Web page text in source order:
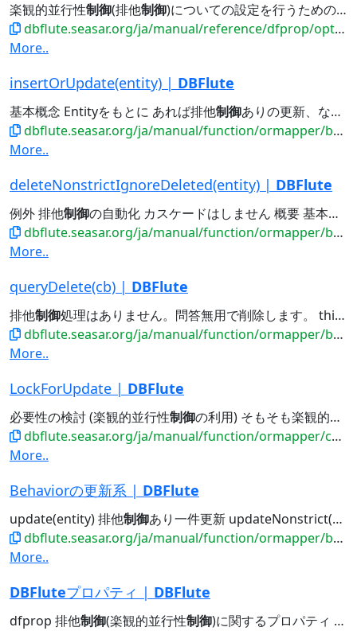
楽観的並行性制御(排他制御)についての設定を行うためのDBFluteプロパティ。DBFluteクライアントの...現場フィット - 排他
dbflute.seasar.org/ja/manual/reference/dfprop/optimisticlockdefinition/index.html
More..
insertOrUpdate(entity) | DBFlute
基本概念 Entityをもとに あれば排他制御ありの更新、なければ登録 をします。 排他
dbflute.seasar.org/ja/manual/function/ormapper/behavior/update/insertorupdate.html
More..
deleteNonstrictIgnoreDeleted(entity) | DBFlute
例外 排他制御の自動化 カスケードはしません 概要 基本概念 削除対象が存在しなかった場合に無視する 排他
dbflute.seasar.org/ja/manual/function/ormapper/behavior/update/deletenonstrictignoredeleted.html
More..
queryDelete(cb) | DBFlute
排他制御処理はありません。問答無用で削除します。 this - 排他
dbflute.seasar.org/ja/manual/function/ormapper/behavior/update/querydelete.html
More..
LockForUpdate | DBFlute
必要性の検討 (楽観的並行性制御の利用) そもそも楽観的並行性
dbflute.seasar.org/ja/manual/function/ormapper/conditionbean/sidebar/lockforupdate.html
More..
Behaviorの更新系 | DBFlute
update(entity) 排他制御あり一件更新 updateNonstrict(entity) 排他
dbflute.seasar.org/ja/manual/function/ormapper/behavior/update/index.html
More..
DBFluteプロパティ | DBFlute
dfprop 排他制御(楽観的並行性制御)に関するプロパティ outsideSqlMap.dfprop...